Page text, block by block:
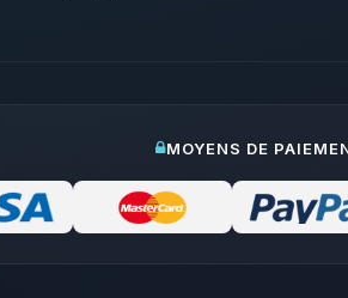
MOYENS DE